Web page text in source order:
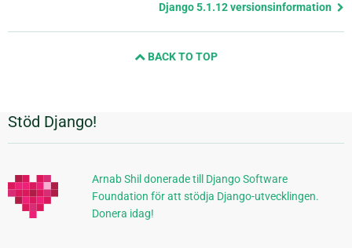
Django 5.1.12 versionsinformation
BACK TO TOP
Ytterligare
information
Stöd Django!
Arnab Shil donerade till Django Software
Foundation för att stödja Django-utvecklingen.
Donera idag!